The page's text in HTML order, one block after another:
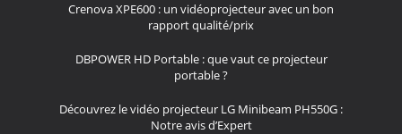
Crenova XPE600 : un vidéoprojecteur avec un bon
rapport qualité/prix
DBPOWER HD Portable : que vaut ce projecteur
portable ?
Découvrez le vidéo projecteur LG Minibeam PH550G :
Notre avis d’Expert